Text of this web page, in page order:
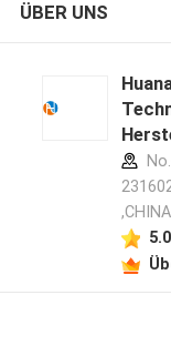
ÜBER UNS
,CHINA
5.0